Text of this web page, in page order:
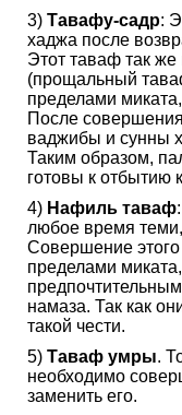
3) Тавафу-садр:
хаджа после
Этот таваф так
(прощальный
пределами
После
ваджибы и сунны
Таким образом,
готовы к отбытию
4) Нафиль таваф
любое время
Совершение этого
пределами
намаза. Так как
такой чести.
5) Таваф умры.
необходимо
заменить его.